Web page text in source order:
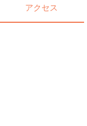
アクセス